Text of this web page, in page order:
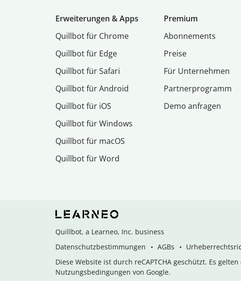
Erweiterungen & Apps
Quillbot für Chrome
Quillbot für Edge
Quillbot für Safari
Quillbot für Android
Quillbot für iOS
Quillbot für Windows
Quillbot für macOS
Quillbot für Word
Premium
Abon­ne­ments
Preise
Für Unternehmen
Partnerprogramm
Demo anfragen
Quillbot, a Learneo, Inc. business
Datenschutzbestimmungen
AGBs
Diese Website ist durch reCAPTCHA geschützt. Es
Nutzungsbedingungen von Google.